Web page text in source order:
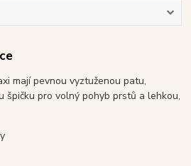
mají pevnou vyztuženou patu,
špičku pro volný pohyb prstů a lehkou,